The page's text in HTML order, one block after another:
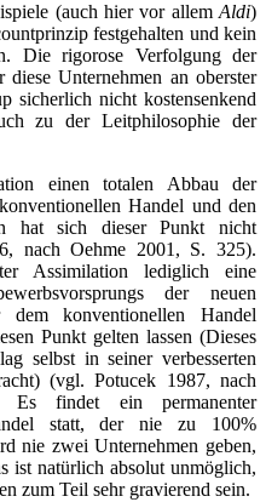
(auch hier vor allem Aldi)
festgehalten und kein
Die rigorose Verfolgung der
diese Unternehmen an oberster
sicherlich nicht kostensenkend
zu der Leitphilosophie der
einen totalen Abbau der
Handel und den
hat sich dieser Punkt nicht
nach Oehme 2001, S. 325).
Assimilation lediglich eine
der neuen
dem konventionellen Handel
Punkt gelten lassen (Dieses
selbst in seiner verbesserten
(vgl. Potucek 1987, nach
findet ein permanenter
statt, der nie zu 100%
nie zwei Unternehmen geben,
ist natürlich absolut unmöglich,
zum Teil sehr gravierend sein.